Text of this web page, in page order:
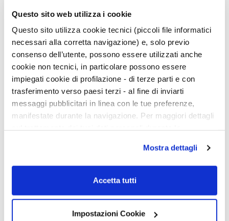
Questo sito web utilizza i cookie
Questo sito utilizza cookie tecnici (piccoli file informatici
necessari alla corretta navigazione) e, solo previo
consenso dell’utente, possono essere utilizzati anche
cookie non tecnici, in particolare possono essere
impiegati cookie di profilazione - di terze parti e con
trasferimento verso paesi terzi - al fine di inviarti
messaggi pubblicitari in linea con le tue preferenze,
manifestate durante la navigazione. Per maggiori dettagli
cookie, ti invitiamo a prendere visione dell’informativa
cookie. Chiudendo il banner tramite la “X” prosegui la
navigazione senza alcuna profilazione. Selezionando
profilazione che potrai revocare in ogni momento
pagina dedicati ai cookie.
Mostra dettagli
Accetta tutti
Impostazioni Cookie
scrittura e matematica.
B